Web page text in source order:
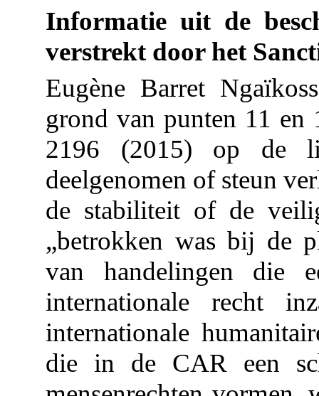
Informatie uit de
verstrekt door het
Eugène Barret
grond van punten 11
2196 (2015) op de
deelgenomen of steun
de stabiliteit of de
„betrokken was bij de
van handelingen die
internationale recht
internationale
die in de CAR een